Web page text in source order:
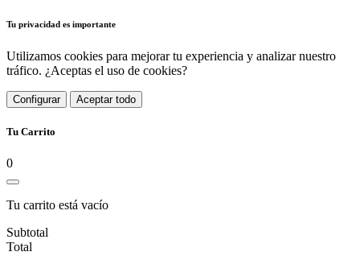
Tu privacidad es importante
Utilizamos cookies para mejorar tu experiencia y analizar nuestro
tráfico. ¿Aceptas el uso de cookies?
Configurar Aceptar todo
Tu Carrito
0
Tu carrito está vacío
Subtotal
Total